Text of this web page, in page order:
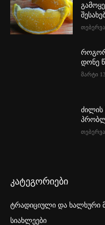
დონე
მარტი
ძილის
კატეგორიები
ტრადიციული და ხალხური
სიახლეები